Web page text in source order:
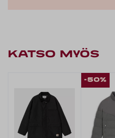
KATSO MYÖS
-50%